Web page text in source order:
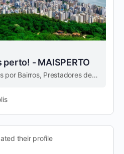
- MAISPERTO
Guia de Negócios Locais por Bairros, Prestadores de Serviços e Ofertas na cidade de Florianópolis e região. Canal Floripa Bairros mais acessados: Centro de Floripa,…
their profile